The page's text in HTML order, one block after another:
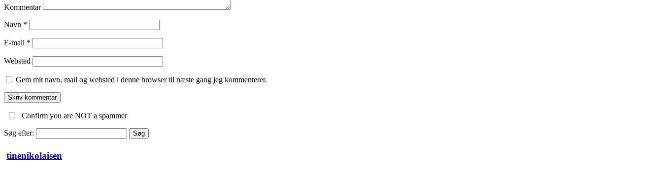
Kommentar
Navn *
E-mail *
Websted
Gem mit navn, mail og websted i denne browser til næste gang jeg kommenterer.
Confirm you are NOT a spammer
Søg efter:
tinenikolaisen